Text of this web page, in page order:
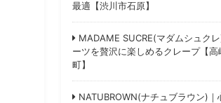
最適【渋川市石原】
MADAME SUCRE(マダムシュク
ーツを贅沢に楽しめるクレープ【高
町】
NATUBROWN(ナチュブラウン)｜